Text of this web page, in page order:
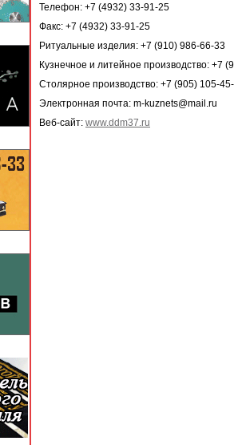
Телефон: +7 (4932) 33-91-25
Факс: +7 (4932) 33-91-25
Ритуальные изделия: +7 (910) 986-66-33
Кузнечное и литейное производство: +7
Столярное производство: +7 (905) 105-
Электронная почта: m-kuznets@mail.ru
Веб-сайт: www.ddm37.ru